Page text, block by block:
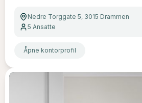
Nedre Torggate 5, 3015 Drammen
5 Ansatte
Åpne kontorprofil